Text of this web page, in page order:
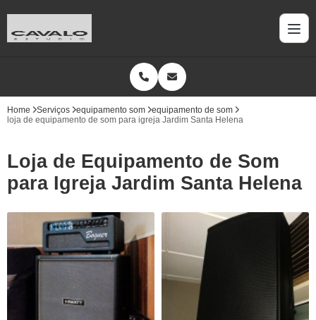
Home Serviços equipamento som
equipamento de som
loja de equipamento de som para igreja Jardim Santa Helena
Loja de Equipamento de Som
para Igreja Jardim Santa Helena